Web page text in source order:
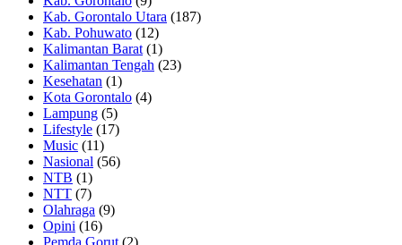
Kab. Gorontalo Utara (187)
Kab. Pohuwato (12)
Kalimantan Barat (1)
Kalimantan Tengah (23)
Kesehatan (1)
Kota Gorontalo (4)
Lampung (5)
Lifestyle (17)
Music (11)
Nasional (56)
NTB (1)
NTT (7)
Olahraga (9)
Opini (16)